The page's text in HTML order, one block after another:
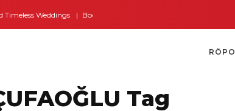
Weddings Bodrum’dan İngiltere’ye Kısa Bir Yolculuk
Tag